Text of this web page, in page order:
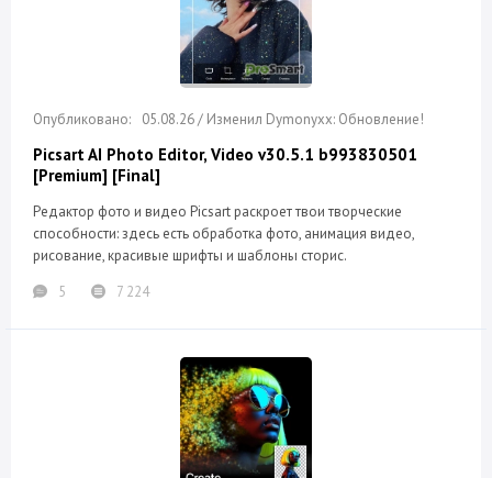
05.08.26 / Изменил Dymonyxx: Обновление!
Picsart AI Photo Editor, Video v30.5.1 b993830501
[Premium] [Final]
Редактор фото и видео Picsart раскроет твои творческие
способности: здесь есть обработка фото, анимация видео,
рисование, красивые шрифты и шаблоны сторис.
5
7 224